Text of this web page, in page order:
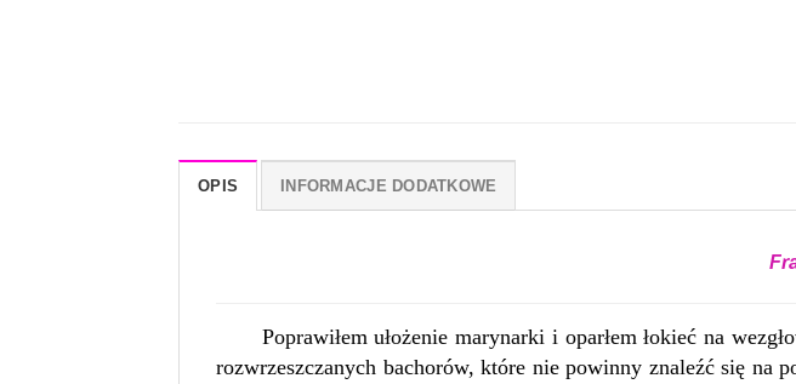
OPIS INFORMACJE DODATKOWE
Poprawiłem ułożenie marynarki i oparłem łokieć na
rozwrzeszczanych bachorów, które nie powinny znaleźć się na